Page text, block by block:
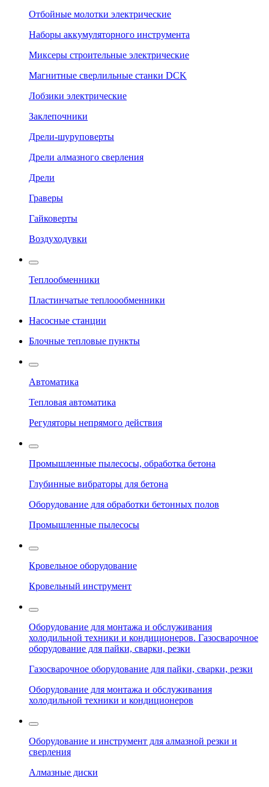
Отбойные молотки электрические
Наборы аккумуляторного инструмента
Миксеры строительные электрические
Магнитные сверлильные станки DCK
Лобзики электрические
Заклепочники
Дрели-шуруповерты
Дрели алмазного сверления
Дрели
Граверы
Гайковерты
Воздуходувки
Теплообменники
Пластинчатые теплоообменники
Насосные станции
Блочные тепловые пункты
Автоматика
Тепловая автоматика
Регуляторы непрямого действия
Промышленные пылесосы, обработка бетона
Глубинные вибраторы для бетона
Оборудование для обработки бетонных полов
Промышленные пылесосы
Кровельное оборудование
Кровельный инструмент
Оборудование для монтажа и обслуживания
холодильной техники и кондиционеров. Газосварочное
оборудование для пайки, сварки, резки
Газосварочное оборудование для пайки, сварки, резки
Оборудование для монтажа и обслуживания
холодильной техники и кондиционеров
Оборудование и инструмент для алмазной резки и
сверления
Алмазные диски